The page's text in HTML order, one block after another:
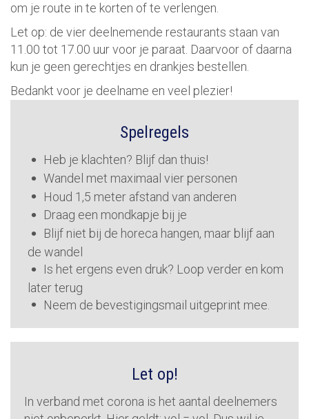
om je route in te korten of te verlengen.
Let op: de vier deelnemende restaurants staan van
11.00 tot 17.00 uur voor je paraat. Daarvoor of daarna
kun je geen gerechtjes en drankjes bestellen.
Bedankt voor je deelname en veel plezier!
Spelregels
Heb je klachten? Blijf dan thuis!
Wandel met maximaal vier personen
Houd 1,5 meter afstand van anderen
Draag een mondkapje bij je
Blijf niet bij de horeca hangen, maar blijf aan
de wandel
Is het ergens even druk? Loop verder en kom
later terug
Neem de bevestigingsmail uitgeprint mee.
Let op!
In verband met corona is het aantal deelnemers